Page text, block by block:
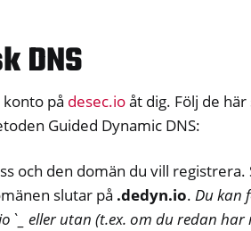
DNS
på desec.ioåt dig. Följ de
Guided Dynamic DNS:
och den domän du vill registrera.
slutar på .dedyn.io.Du kan
eller utan (t.ex. om du redan